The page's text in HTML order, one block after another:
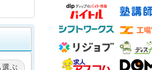
ぶ